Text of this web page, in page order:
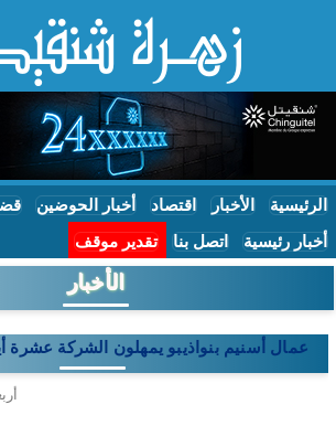
الرئيسية الأخبار اقتصاد أخبار الحوضين
أخبار رئيسية اتصل بنا تقدير موقف
الأخبار
عمال أسنيم بنواذيبو يمهلون الشركة عشرة
أربعاء,